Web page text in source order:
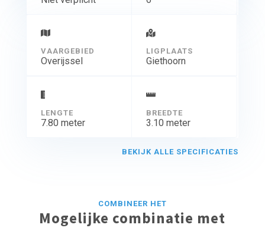
VAARGEBIED
Overijssel
LIGPLAATS
Giethoorn
LENGTE
7.80 meter
BREEDTE
3.10 meter
BEKIJK ALLE SPECIFICATIES
COMBINEER HET
Mogelijke combinatie met